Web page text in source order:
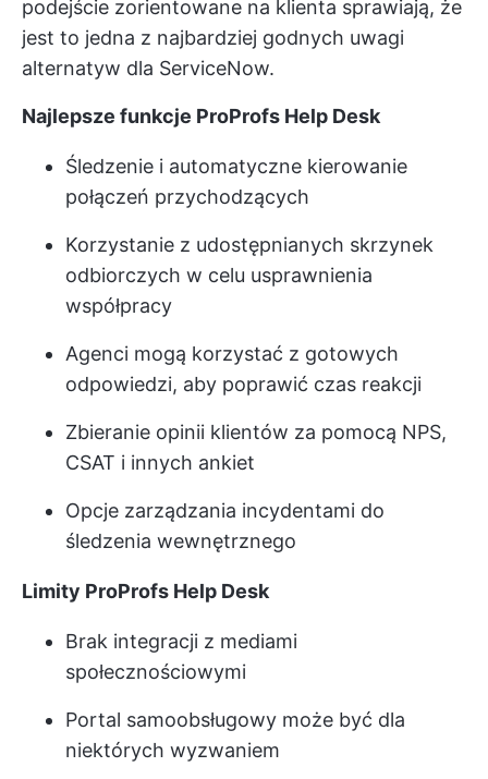
podejście zorientowane na klienta sprawiają, że
jest to jedna z najbardziej godnych uwagi
alternatyw dla ServiceNow.
Najlepsze funkcje ProProfs Help Desk
Śledzenie i automatyczne kierowanie
połączeń przychodzących
Korzystanie z udostępnianych skrzynek
odbiorczych w celu usprawnienia
współpracy
Agenci mogą korzystać z gotowych
odpowiedzi, aby poprawić czas reakcji
Zbieranie opinii klientów za pomocą NPS,
CSAT i innych ankiet
Opcje zarządzania incydentami do
śledzenia wewnętrznego
Limity ProProfs Help Desk
Brak integracji z mediami
społecznościowymi
Portal samoobsługowy może być dla
niektórych wyzwaniem